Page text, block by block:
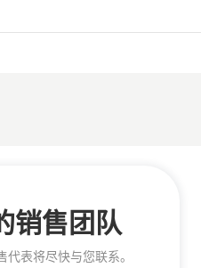
销售团队
表将尽快与您联系。